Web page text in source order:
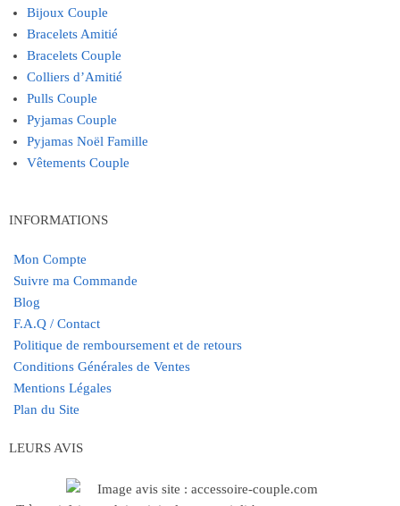
Bijoux Couple
Bracelets Amitié
Bracelets Couple
Colliers d’Amitié
Pulls Couple
Pyjamas Couple
Pyjamas Noël Famille
Vêtements Couple
INFORMATIONS
Mon Compte
Suivre ma Commande
Blog
F.A.Q / Contact
Politique de remboursement et de retours
Conditions Générales de Ventes
Mentions Légales
Plan du Site
LEURS AVIS